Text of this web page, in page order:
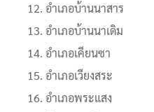
อำเภอบ้านนาสาร
อำเภอบ้านนาเดิม
อำเภอเคียนซา
อำเภอเวียงสระ
อำเภอพระแสง